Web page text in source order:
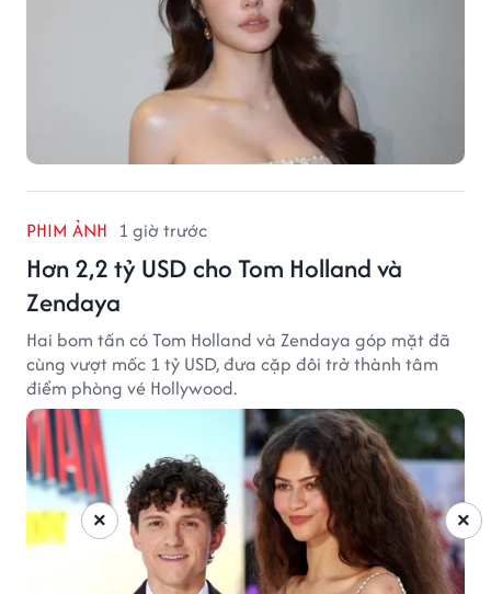
PHIM ẢNH 1 giờ trước
Hơn 2,2 tỷ USD cho Tom Holland và
Zendaya
Hai bom tấn có Tom Holland và Zendaya góp mặt đã
cùng vượt mốc 1 tỷ USD, đưa cặp đôi trở thành tâm
điểm phòng vé Hollywood.
×
×